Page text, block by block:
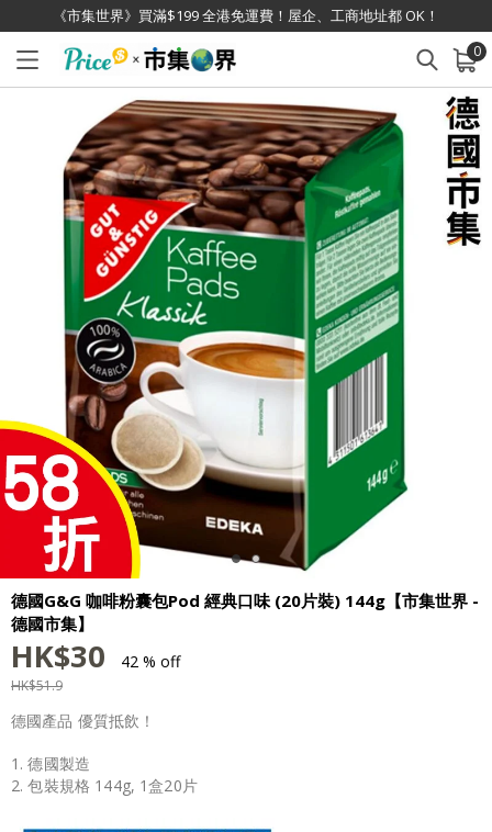
《市集世界》買滿$199 全港免運費！屋企、工商地址都 OK！
0
已加入購物車 查看
德國G&G 咖啡粉囊包Pod 經典口味 (20片裝) 144g【市集世界 -
德國市集】
HK$30 42 % off
HK$51.9
德國產品 優質抵飲！
1. 德國製造
2. 包裝規格 144g, 1盒20片